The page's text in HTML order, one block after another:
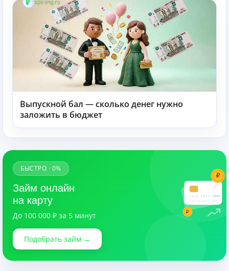
Выпускной бал — сколько денег нужно
заложить в бюджет
7890
03/28
₽
₽
БЫСТРО · 0%
Займ онлайн
на карту
До 100 000 ₽ за 5 минут
Подобрать займ →